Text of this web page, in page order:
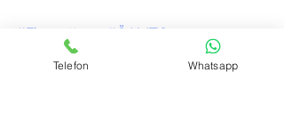
#Flugrettung
#ÖAMTC
#Notfallversorgung
#Rettungsdienst
#Innovation
Telefon Whatsapp